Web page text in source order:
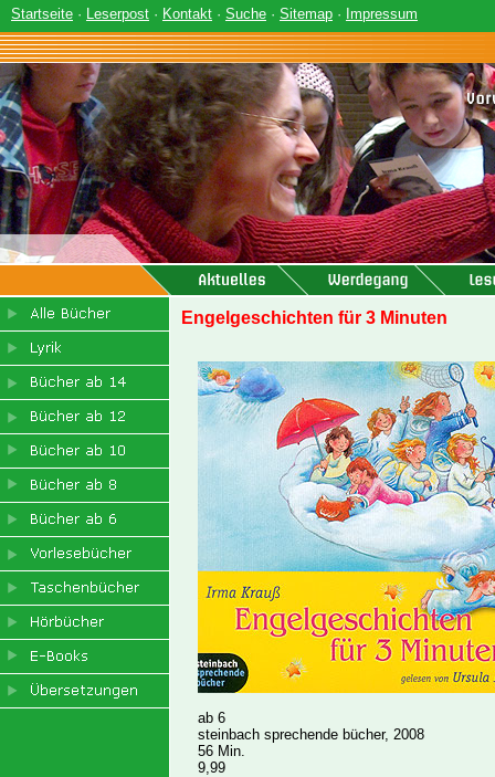
Startseite · Leserpost · Kontakt · Suche · Sitemap · Impressum
Engelgeschichten für 3 Minuten
ab 6
steinbach sprechende bücher, 2008
56 Min.
9,99